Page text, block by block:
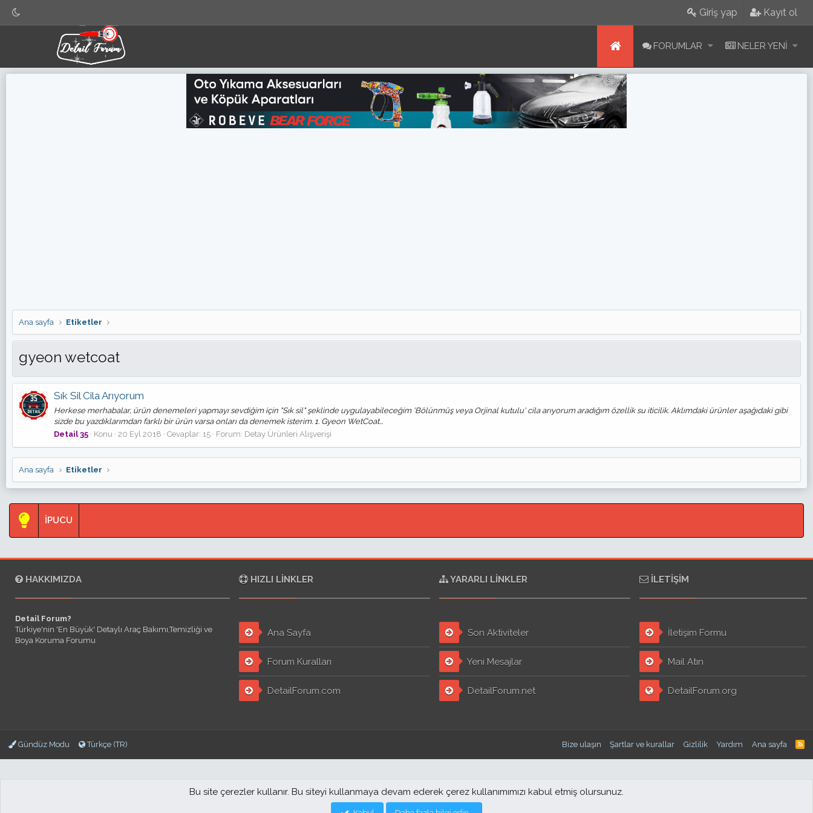
Giriş yap Kayıt ol
FORUMLAR NELER YENI
Ana sayfa Etiketler
gyeon wetcoat
Sık Sil Cila Arıyorum
Herkese merhabalar, ürün denemeleri yapmayı sevdiğim için "Sık sil" şeklinde uygulayabileceğim 'Bölünmüş veya Orjinal kutulu' cila arıyorum aradığım özellik su iticilik. Aklımdaki ürünler aşağıdaki gibi
sizde bu yazdıklarımdan farklı bir ürün varsa onları da denemek isterim. 1. Gyeon WetCoat...
Detail 35
Konu 20 Eyl 2018 Cevaplar: 15 Forum: Detay Ürünleri Alışverişi
Ana sayfa Etiketler
İPUCU
HAKKIMIZDA
Detail Forum?
Türkiye'nin 'En Büyük' Detaylı Araç Bakımı,Temizliği ve
Boya Koruma Forumu
HIZLI LINKLER
Ana Sayfa
Forum Kuralları
DetailForum.com
YARARLI LINKLER
Son Aktiviteler
Yeni Mesajlar
DetailForum.net
İLETIŞIM
İletişim Formu
Mail Atın
DetailForum.org
Gündüz Modu Türkçe (TR) Bize ulaşın Şartlar ve kurallar Gizlilik Yardım Ana sayfa
Bu site çerezler kullanır. Bu siteyi kullanmaya devam ederek çerez kullanımımızı kabul etmiş olursunuz.